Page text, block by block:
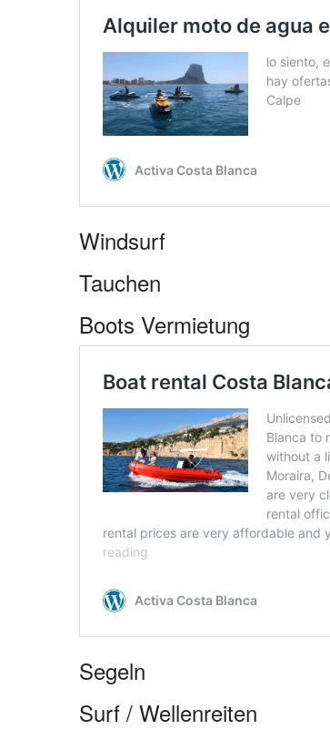
Windsurf
Tauchen
Boots Vermietung
Segeln
Surf / Wellenreiten